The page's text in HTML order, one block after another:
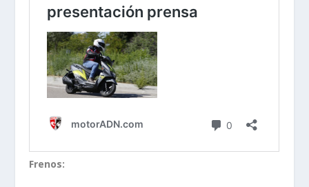
Frenos: